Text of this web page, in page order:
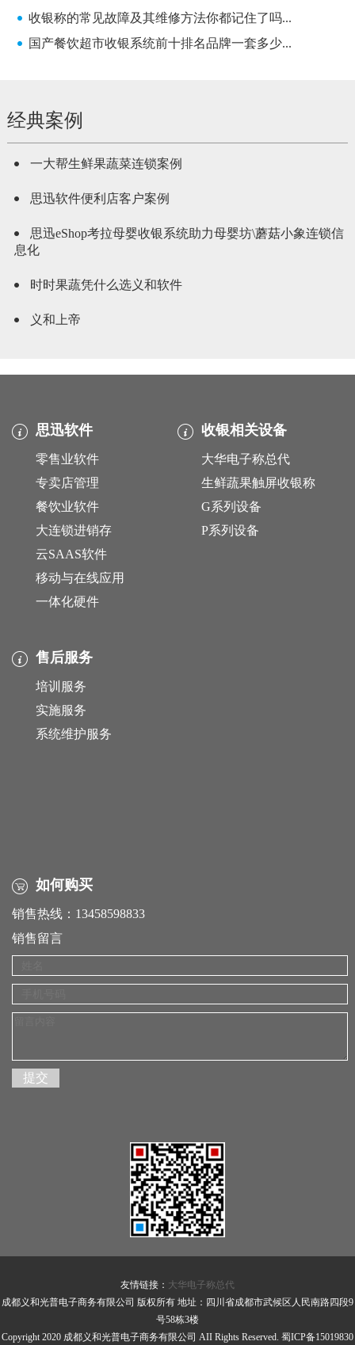
收银称的常见故障及其维修方法你都记住了吗...
国产餐饮超市收银系统前十排名品牌一套多少...
经典案例
一大帮生鲜果蔬菜连锁案例
思迅软件便利店客户案例
思迅eShop考拉母婴收银系统助力母婴坊\蘑菇小象连锁信
息化
时时果蔬凭什么选义和软件
义和上帝
思迅软件
零售业软件
专卖店管理
餐饮业软件
大连锁进销存
云SAAS软件
移动与在线应用
一体化硬件
收银相关设备
大华电子称总代
生鲜蔬果触屏收银称
G系列设备
P系列设备
售后服务
培训服务
实施服务
系统维护服务
如何购买
销售热线：13458598833
销售留言
友情链接： 大华电子称总代
成都义和光普电子商务有限公司 版权所有 地址：四川省成都市武候区人民南路四段9
号58栋3楼
Copyright 2020 成都义和光普电子商务有限公司 AII Rights Reserved. 蜀ICP备15019830